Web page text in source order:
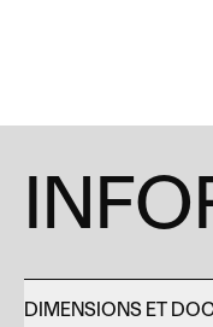
DIMENSIONS ET